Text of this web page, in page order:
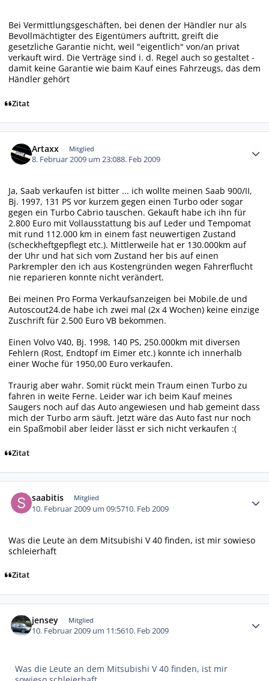
Bei Vermittlungsgeschäften, bei denen der Händler nur als
Bevollmächtigter des Eigentümers auftritt, greift die
gesetzliche Garantie nicht, weil "eigentlich" von/an privat
verkauft wird. Die Verträge sind i. d. Regel auch so gestaltet -
damit keine Garantie wie baim Kauf eines Fahrzeugs, das dem
Händler gehört
Zitat
Artaxx Mitglied
8. Februar 2009 um 23:088. Feb 2009
Ja, Saab verkaufen ist bitter ... ich wollte meinen Saab 900/II,
Bj. 1997, 131 PS vor kurzem gegen einen Turbo oder sogar
gegen ein Turbo Cabrio tauschen. Gekauft habe ich ihn für
2.800 Euro mit Vollausstattung bis auf Leder und Tempomat
mit rund 112.000 km in einem fast neuwertigen Zustand
(scheckheftgepflegt etc.). Mittlerweile hat er 130.000km auf
der Uhr und hat sich vom Zustand her bis auf einen
Parkrempler den ich aus Kostengründen wegen Fahrerflucht
nie reparieren konnte nicht verändert.
Bei meinen Pro Forma Verkaufsanzeigen bei Mobile.de und
Autoscout24.de habe ich zwei mal (2x 4 Wochen) keine einzige
Zuschrift für 2.500 Euro VB bekommen.
Einen Volvo V40, Bj. 1998, 140 PS, 250.000km mit diversen
Fehlern (Rost, Endtopf im Eimer etc.) konnte ich innerhalb
einer Woche für 1950,00 Euro verkaufen.
Traurig aber wahr. Somit rückt mein Traum einen Turbo zu
fahren in weite Ferne. Leider war ich beim Kauf meines
Saugers noch auf das Auto angewiesen und hab gemeint dass
mich der Turbo arm säuft. Jetzt wäre das Auto fast nur noch
ein Spaßmobil aber leider lässt er sich nicht verkaufen :(
Zitat
saabitis Mitglied
10. Februar 2009 um 09:5710. Feb 2009
Was die Leute an dem Mitsubishi V 40 finden, ist mir sowieso
schleierhaft
Zitat
jensey Mitglied
10. Februar 2009 um 11:5610. Feb 2009
Was die Leute an dem Mitsubishi V 40 finden, ist mir